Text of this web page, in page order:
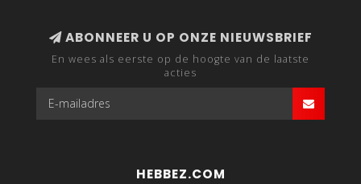
ABONNEER U OP ONZE NIEUWSBRIEF
En wees als eerste op de hoogte van de laatste
acties
HEBBEZ.COM